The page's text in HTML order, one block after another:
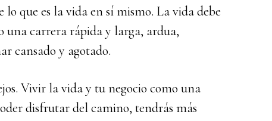
lo que es la vida en sí mismo. La vida debe
una carrera rápida y larga, ardua,
cansado y agotado.
Vivir la vida y tu negocio como una
disfrutar del camino, tendrás más